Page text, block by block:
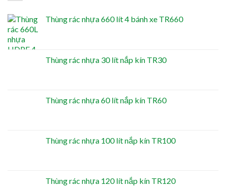
Thùng rác nhựa 660 lít 4 bánh xe TR660
Thùng rác nhựa 30 lít nắp kín TR30
Thùng rác nhựa 60 lít nắp kín TR60
Thùng rác nhựa 100 lít nắp kín TR100
Thùng rác nhựa 120 lít nắp kín TR120